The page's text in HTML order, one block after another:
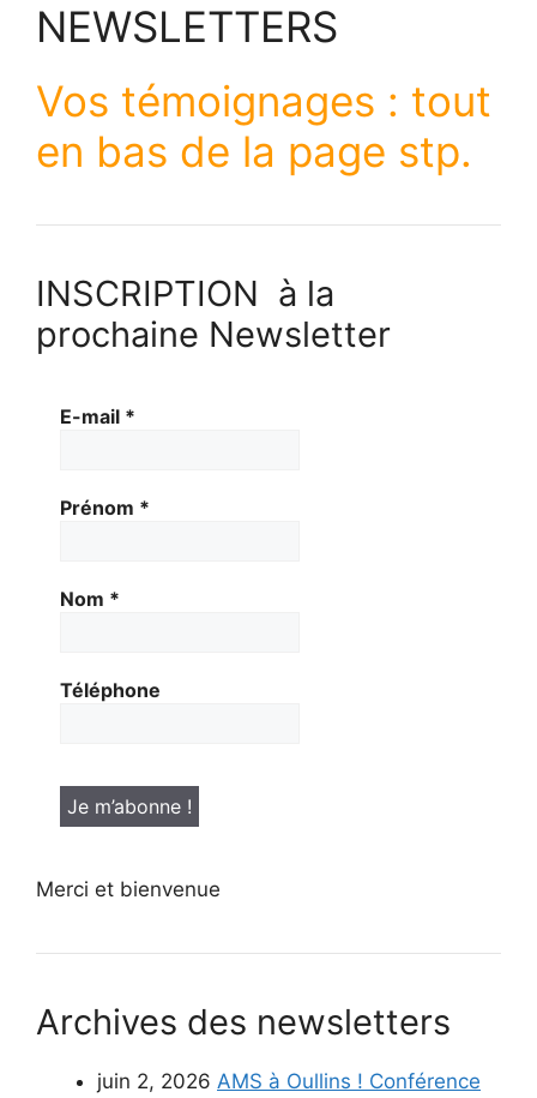
NEWSLETTERS
Vos témoignages : tout
en bas de la page stp.
INSCRIPTION à la
prochaine Newsletter
E-mail *
Prénom *
Nom *
Téléphone
Merci et bienvenue
Archives des newsletters
juin 2, 2026 AMS à Oullins ! Conférence